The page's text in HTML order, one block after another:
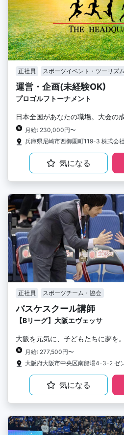
正社員 スポーツイベント・ツーリズム
運営・企画(未経験OK)
プロゴルフトーナメント
日本全国があなたの職場。大会の
月給: 230,000円〜
兵庫県尼崎市西御園町119-3 株式会
気になる
正社員 スポーツチーム・協会
バスケスクール講師
【Bリーグ】大阪エヴェッサ
大阪を元気に、子どもたちに夢を。
月給: 277,500円〜
大阪府大阪市中央区南船場4-3-2 ゼ
気になる